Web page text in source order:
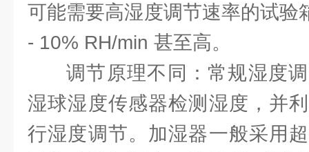
可能需要高湿度调节速率的试验
- 10% RH/min 甚至高。
调节原理不同：常规湿度
湿球湿度传感器检测湿度，并
行湿度调节。加湿器一般采用